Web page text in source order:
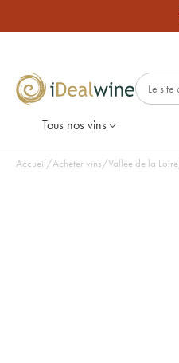
Tous nos vins
Accueil/Acheter vins/Vallée de la Loire